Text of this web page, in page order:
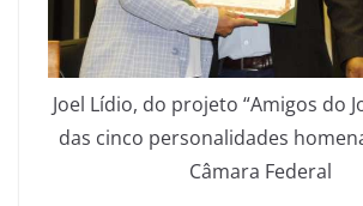
Joel Lídio, do projeto “Amigos do
das cinco personalidades
Câmara Federal